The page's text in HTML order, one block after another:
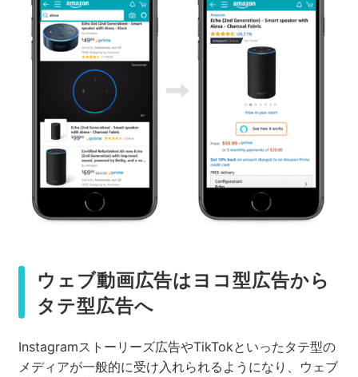
ウェブ動画広告はヨコ型広告から
タテ型広告へ
Instagramストーリーズ広告やTikTokといったタテ型の
メディアが一般的に受け入れられるようになり、ウェブ